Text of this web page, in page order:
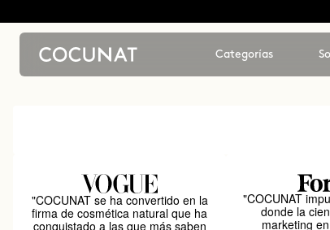
Categorías
"COCUNAT se ha convertido en la
firma de cosmética natural que ha
conquistado a las que más saben
"COCUNAT
donde la
marketing